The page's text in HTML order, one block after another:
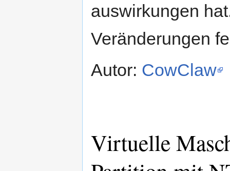
auswirkungen
Veränderungen
Autor: CowClaw
Virtuelle